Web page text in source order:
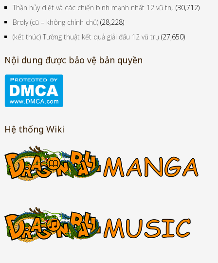
Thần hủy diệt và các chiến binh mạnh nhất 12 vũ trụ (30,712)
Broly (cũ – không chính chủ) (28,228)
(kết thúc) Tường thuật kết quả giải đấu 12 vũ trụ (27,650)
Nội dung được bảo vệ bản quyền
Hệ thống Wiki